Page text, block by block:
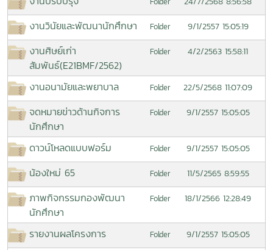
งานวินัยและพัฒนานักศึกษา Folder 9/1/2557 15:05:19
งานศิษย์เก่า
สัมพันธ์(E21BMF/2562)
Folder 4/2/2563 15:58:11
งานอนามัยและพยาบาล Folder 22/5/2568 11:07:09
จดหมายข่าวด้านกิจการ
นักศึกษา
Folder 9/1/2557 15:05:05
ดาวน์โหลดแบบฟอร์ม Folder 9/1/2557 15:05:05
น้องใหม่ 65 Folder 11/5/2565 8:59:55
ภาพกิจกรรมกองพัฒนา
นักศึกษา
Folder 18/1/2566 12:28:49
รายงานผลโครงการ Folder 9/1/2557 15:05:05